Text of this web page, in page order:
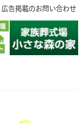
広告掲載のお問い合わせ